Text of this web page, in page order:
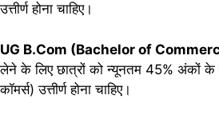
उत्तीर्ण होना चाहिए।
UG B.Com (Bachelor of
लेने के लिए छात्रों को न्यूनतम 45% अंकों के
कॉमर्स) उत्तीर्ण होना चाहिए।